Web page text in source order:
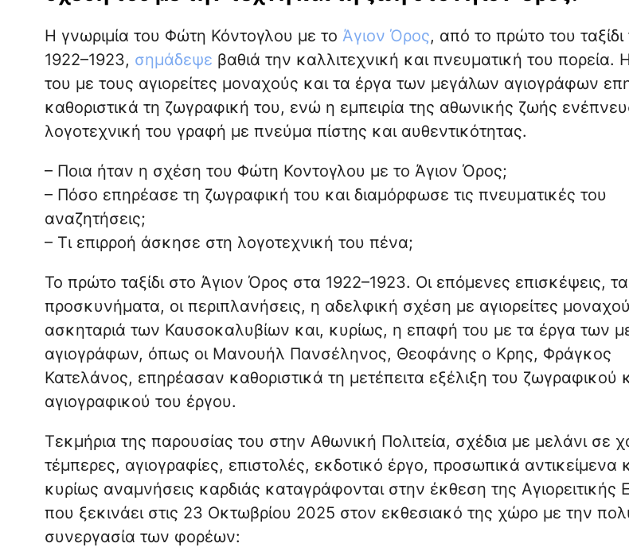
Η γνωριμία του Φώτη Κόντογλου με το Άγιον Όρος, από το πρώτο του ταξίδι
1922–1923, σημάδεψε βαθιά την καλλιτεχνική και πνευματική του πορεία.
του με τους αγιορείτες μοναχούς και τα έργα των μεγάλων αγιογράφων
καθοριστικά τη ζωγραφική του, ενώ η εμπειρία της αθωνικής ζωής
λογοτεχνική του γραφή με πνεύμα πίστης και αυθεντικότητας.
– Ποια ήταν η σχέση του Φώτη Κοντογλου με το Άγιον Όρος;
– Πόσο επηρέασε τη ζωγραφική του και διαμόρφωσε τις πνευματικές του
αναζητήσεις;
– Τι επιρροή άσκησε στη λογοτεχνική του πένα;
Το πρώτο ταξίδι στο Άγιον Όρος στα 1922–1923. Οι επόμενες επισκέψεις, τα
προσκυνήματα, οι περιπλανήσεις, η αδελφική σχέση με αγιορείτες
ασκηταριά των Καυσοκαλυβίων και, κυρίως, η επαφή του με τα έργα των
αγιογράφων, όπως οι Μανουήλ Πανσέληνος, Θεοφάνης ο Κρης, Φράγκος
Κατελάνος, επηρέασαν καθοριστικά τη μετέπειτα εξέλιξη του ζωγραφικού
αγιογραφικού του έργου.
Τεκμήρια της παρουσίας του στην Αθωνική Πολιτεία, σχέδια με μελάνι σε
τέμπερες, αγιογραφίες, επιστολές, εκδοτικό έργο, προσωπικά αντικείμενα
κυρίως αναμνήσεις καρδιάς καταγράφονται στην έκθεση της Αγιορειτικής
που ξεκινάει στις 23 Οκτωβρίου 2025 στον εκθεσιακό της χώρο με την
συνεργασία των φορέων: